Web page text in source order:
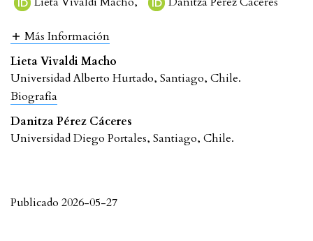
Más Información
Lieta Vivaldi Macho
Universidad Alberto Hurtado, Santiago, Chile.
Biografía
Danitza Pérez Cáceres
Universidad Diego Portales, Santiago, Chile.
Publicado 2026-05-27